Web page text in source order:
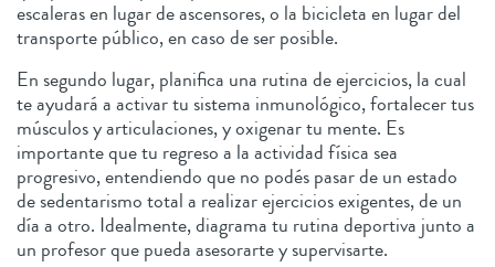
escaleras en lugar de ascensores, o la bicicleta en lugar del
transporte público, en caso de ser posible.
En segundo lugar, planifica una rutina de ejercicios, la cual
te ayudará a activar tu sistema inmunológico​, fortalecer tus
músculos y articulaciones, y oxigenar tu mente. Es
importante que tu regreso a la actividad física sea
progresivo, entendiendo que no podés pasar de un estado
de sedentarismo total a realizar ejercicios exigentes, de un
día a otro. Idealmente, diagrama tu rutina deportiva junto a
un profesor que pueda asesorarte y supervisarte.